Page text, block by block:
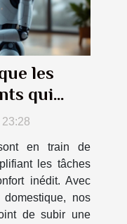
les
qui
en train de
les tâches
inédit. Avec
nos
de subir une